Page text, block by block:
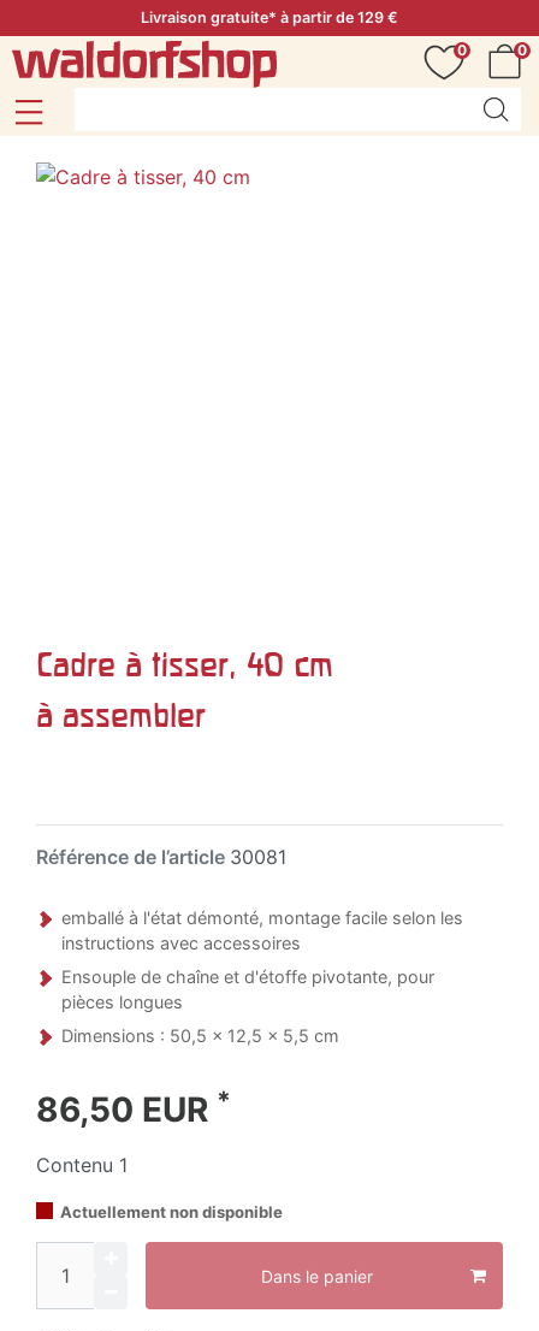
Livraison gratuite* à partir de 129 €
0
0
Cadre à tisser, 40 cm
à assembler
Référence de l’article 30081
emballé à l'état démonté, montage facile selon les
instructions avec accessoires
Ensouple de chaîne et d'étoffe pivotante, pour
pièces longues
Dimensions : 50,5 x 12,5 x 5,5 cm
86,50 EUR *
Contenu 1
Actuellement non disponible
Dans le panier